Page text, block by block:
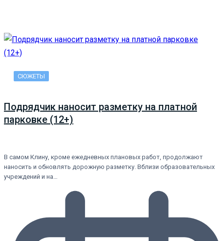
СЮЖЕТЫ
Подрядчик наносит разметку на платной
парковке (12+)
В самом Клину, кроме ежедневных плановых работ, продолжают
наносить и обновлять дорожную разметку. Вблизи образовательных
учреждений и на…